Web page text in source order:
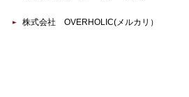
株式会社 OVERHOLIC(メルカリ）